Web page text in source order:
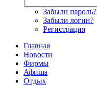
Забыли пароль?
Забыли логин?
Регистрация
Главная
Новости
Фирмы
Афиша
Отдых